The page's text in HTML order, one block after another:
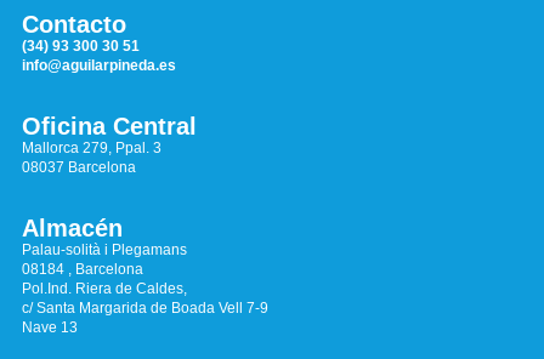
Contacto
(34) 93 300 30 51
info@aguilarpineda.es
Oficina Central
Mallorca 279, Ppal. 3
08037 Barcelona
Almacén
Palau-solità i Plegamans
08184 , Barcelona
Pol.Ind. Riera de Caldes,
c/ Santa Margarida de Boada Vell 7-9
Nave 13